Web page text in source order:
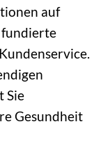
auf
fundierte
Sie
Gesundheit